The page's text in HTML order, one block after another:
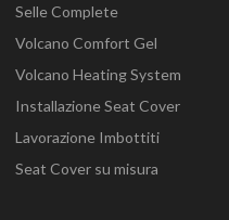
Selle Complete
Volcano Comfort Gel
Volcano Heating System
Installazione Seat Cover
Lavorazione Imbottiti
Seat Cover su misura